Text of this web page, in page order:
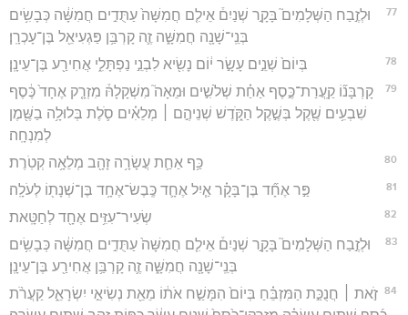
77
וּלְזֶ֣בַח הַשְּׁלָמִים֮ בָּקָ֣ר שְׁנַיִם֒ אֵילִ֤ם חֲמִשָּׁה֙ עַתֻּדִ֣ים חֲמִשָּׁ֔ה כְּבָשִׂ֥ים
בְּנֵֽי־שָׁנָ֖ה חֲמִשָּׁ֑ה זֶ֛ה קָרְבַּ֥ן פַּגְעִיאֵ֖ל בֶּן־עָכְרָֽן׃
78 בְּיוֹם֙ שְׁנֵ֣ים עָשָׂ֣ר י֔וֹם נָשִׂ֖יא לִבְנֵ֣י נַפְתָּלִ֑י אֲחִירַ֖ע בֶּן־עֵינָֽן׃
79
קָרְבָּנ֞וֹ קַֽעֲרַת־כֶּ֣סֶף אַחַ֗ת שְׁלֹשִׁ֣ים וּמֵאָה֮ מִשְׁקָלָהּ֒ מִזְרָ֤ק אֶחָד֙ כֶּ֔סֶף
שִׁבְעִ֥ים שֶׁ֖קֶל בְּשֶׁ֣קֶל הַקֹּ֑דֶשׁ שְׁנֵיהֶ֣ם ׀ מְלֵאִ֗ים סֹ֛לֶת בְּלוּלָ֥ה בַשֶּׁ֖מֶן
לְמִנְחָֽה׃
80 כַּ֥ף אַחַ֛ת עֲשָׂרָ֥ה זָהָ֖ב מְלֵאָ֥ה קְטֹֽרֶת׃
81 פַּ֣ר אֶחָ֞ד בֶּן־בָּקָ֗ר אַ֧יִל אֶחָ֛ד כֶּֽבֶשׂ־אֶחָ֥ד בֶּן־שְׁנָת֖וֹ לְעֹלָֽה׃
82 שְׂעִיר־עִזִּ֥ים אֶחָ֖ד לְחַטָּֽאת׃
83
וּלְזֶ֣בַח הַשְּׁלָמִים֮ בָּקָ֣ר שְׁנַיִם֒ אֵילִ֤ם חֲמִשָּׁה֙ עַתֻּדִ֣ים חֲמִשָּׁ֔ה כְּבָשִׂ֥ים
בְּנֵֽי־שָׁנָ֖ה חֲמִשָּׁ֑ה זֶ֛ה קָרְבַּ֥ן אֲחִירַ֖ע בֶּן־עֵינָֽן׃
84 זֹ֣את ׀ חֲנֻכַּ֣ת הַמִּזְבֵּ֗חַ בְּיוֹם֙ הִמָּשַׁ֣ח אֹת֔וֹ מֵאֵ֖ת נְשִׂיאֵ֣י יִשְׂרָאֵ֑ל קַעֲרֹ֨ת